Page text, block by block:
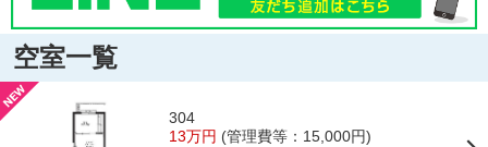
空室一覧
304
13万円 (管理費等：15,000円)